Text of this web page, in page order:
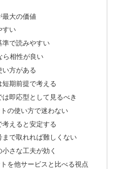
最大の価値
すい
準で読みやすい
ら相性が良い
い方がある
期前提で考える
即応型として見るべき
の使い方で迷わない
えると安定する
で取れれば難しくない
さな工夫が効く
を他サービスと比べる視点